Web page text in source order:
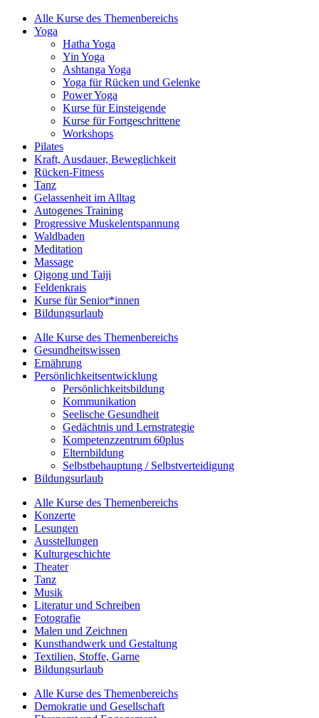
Alle Kurse des Themenbereichs
Yoga
Hatha Yoga
Yin Yoga
Ashtanga Yoga
Yoga für Rücken und Gelenke
Power Yoga
Kurse für Einsteigende
Kurse für Fortgeschrittene
Workshops
Pilates
Kraft, Ausdauer, Beweglichkeit
Rücken-Fitness
Tanz
Gelassenheit im Alltag
Autogenes Training
Progressive Muskelentspannung
Waldbaden
Meditation
Massage
Qigong und Taiji
Feldenkrais
Kurse für Senior*innen
Bildungsurlaub
Alle Kurse des Themenbereichs
Gesundheitswissen
Ernährung
Persönlichkeitsentwicklung
Persönlichkeitsbildung
Kommunikation
Seelische Gesundheit
Gedächtnis und Lernstrategie
Kompetenzzentrum 60plus
Elternbildung
Selbstbehauptung / Selbstverteidigung
Bildungsurlaub
Alle Kurse des Themenbereichs
Konzerte
Lesungen
Ausstellungen
Kulturgeschichte
Theater
Tanz
Musik
Literatur und Schreiben
Fotografie
Malen und Zeichnen
Kunsthandwerk und Gestaltung
Textilien, Stoffe, Garne
Bildungsurlaub
Alle Kurse des Themenbereichs
Demokratie und Gesellschaft